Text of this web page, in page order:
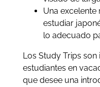
Una
estudiar
lo adecuado
Los Study Trips
estudiantes en
que desee una